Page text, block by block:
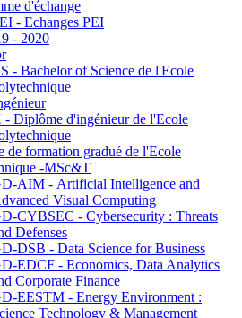
d'échange
- Echanges PEI
- 2020
- Bachelor of Science de l'Ecole
- Diplôme d'ingénieur de l'Ecole
de formation gradué de l'Ecole
-MSc&T
AIM - Artificial Intelligence and
Visual Computing
CYBSEC - Cybersecurity : Threats
Defenses
DSB - Data Science for Business
EDCF - Economics, Data Analytics
Corporate Finance
EESTM - Energy Environment :
Technology & Management